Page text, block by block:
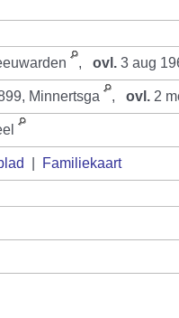
, ovl. 3 aug
Minnertsga , ovl. 2
Familiekaart